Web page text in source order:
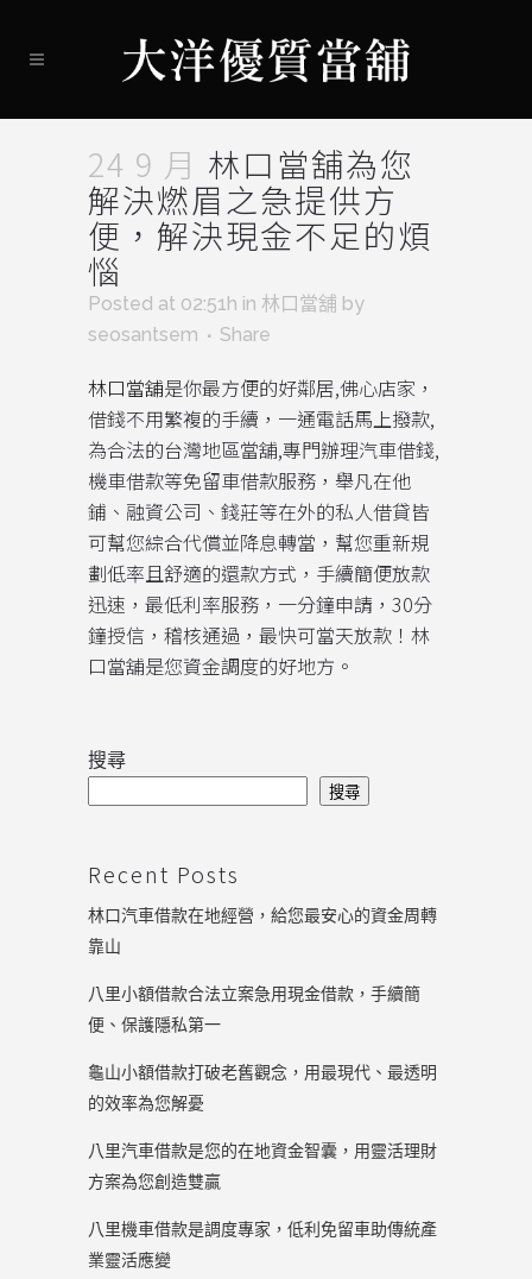
24 9 月 林口當舖為您
解決燃眉之急提供方
便，解決現金不足的煩
惱
Posted at 02:51h in 林口當舖 by
seosantsem
Share
林口當舖是你最方便的好鄰居,佛心店家，
借錢不用繁複的手續，一通電話馬上撥款,
為合法的台灣地區當舖,專門辦理汽車借錢,
機車借款等免留車借款服務，舉凡在他
鋪、融資公司、錢莊等在外的私人借貸皆
可幫您綜合代償並降息轉當，幫您重新規
劃低率且舒適的還款方式，手續簡便放款
迅速，最低利率服務，一分鐘申請，30分
鐘授信，稽核通過，最快可當天放款！林
口當舖是您資金調度的好地方。
搜尋
搜尋
Recent Posts
林口汽車借款在地經營，給您最安心的資金周轉
靠山
八里小額借款合法立案急用現金借款，手續簡
便、保護隱私第一
龜山小額借款打破老舊觀念，用最現代、最透明
的效率為您解憂
八里汽車借款是您的在地資金智囊，用靈活理財
方案為您創造雙贏
八里機車借款是調度專家，低利免留車助傳統產
業靈活應變